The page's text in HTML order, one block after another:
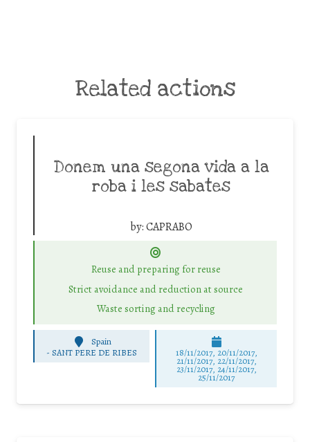
Related actions
Donem una segona vida a la
roba i les sabates
by:CAPRABO
Reuse and preparing for reuse
Strict avoidance and reduction at source
Waste sorting and recycling
Spain
-SANT PERE DE RIBES 18/11/2017, 20/11/2017,
21/11/2017, 22/11/2017,
23/11/2017, 24/11/2017,
25/11/2017